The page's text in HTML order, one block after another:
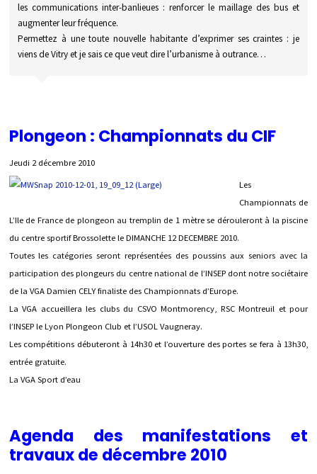
les communications inter-banlieues : renforcer le maillage des bus et
augmenter leur fréquence.
Permettez à une toute nouvelle habitante d’exprimer ses craintes : je
viens de Vitry et je sais ce que veut dire l’urbanisme à outrance…
Plongeon : Championnats du CIF
Jeudi 2 décembre 2010
Les
Championnats de
L’Ile de France de plongeon au tremplin de 1 mètre se dérouleront à la piscine
du centre sportif Brossolette le DIMANCHE 12 DECEMBRE 2010.
Toutes les catégories seront représentées des poussins aux seniors avec la
participation des plongeurs du centre national de l’INSEP dont notre sociétaire
de la VGA Damien CELY finaliste des Championnats d’Europe.
La VGA accueillera les clubs du CSVO Montmorency, RSC Montreuil et pour
l’INSEP le Lyon Plongeon Club et l’USOL Vaugneray.
Les compétitions débuteront à 14h30 et l’ouverture des portes se fera à 13h30,
entrée gratuite.
La VGA Sport d’eau
Agenda des manifestations et
travaux de décembre 2010